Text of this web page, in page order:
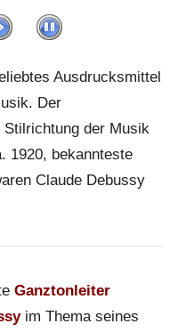
Ausdrucksmittel
Der
der Musik
1920, bekannteste
Claude Debussy
Ganztonleiter
im Thema seines